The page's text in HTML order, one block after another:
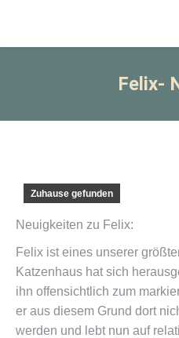
Felix-
Zuhause gefunden
Neuigkeiten zu Felix:
Felix ist eines unserer
Katzenhaus hat sich
ihn offensichtlich zum
er aus diesem Grund dort
werden und lebt nun auf